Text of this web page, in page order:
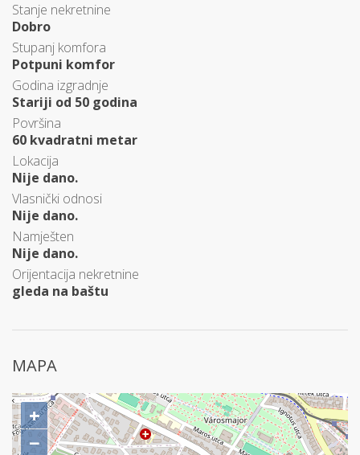
Stanje nekretnine
Dobro
Stupanj komfora
Potpuni komfor
Godina izgradnje
Stariji od 50 godina
Površina
60 kvadratni metar
Lokacija
Nije dano.
Vlasnički odnosi
Nije dano.
Namješten
Nije dano.
Orijentacija nekretnine
gleda na baštu
MAPA
+
−